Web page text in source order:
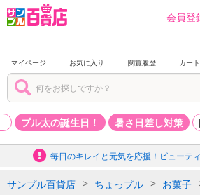
会員登
マイページ お気に入り 閲覧履歴 カート
プル太の誕生日！ 暑さ日差し対策
毎日のキレイと元気を応援！ビューテ
サンプル百貨店 ちょっプル お菓子